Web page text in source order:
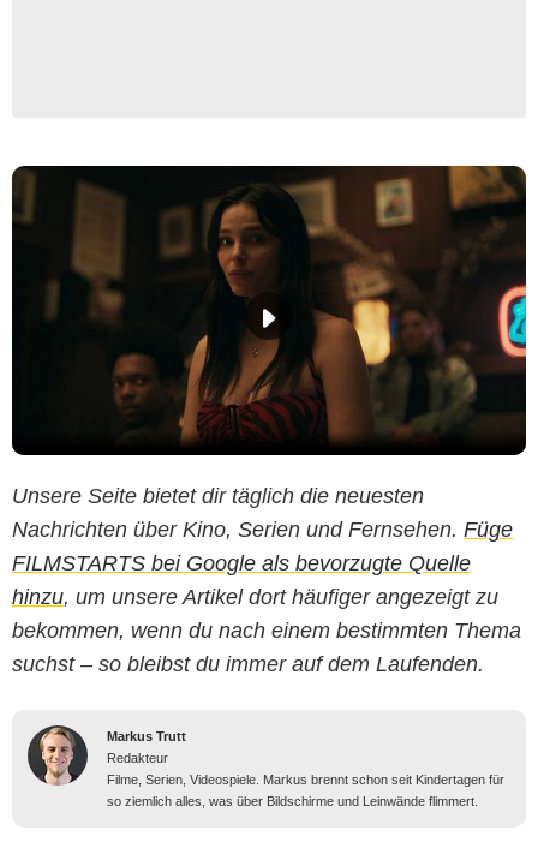
Unsere Seite bietet dir täglich die neuesten
Nachrichten über Kino, Serien und Fernsehen. Füge
FILMSTARTS bei Google als bevorzugte Quelle
hinzu, um unsere Artikel dort häufiger angezeigt zu
bekommen, wenn du nach einem bestimmten Thema
suchst – so bleibst du immer auf dem Laufenden.
Markus Trutt
Redakteur
Filme, Serien, Videospiele. Markus brennt schon seit Kindertagen für
so ziemlich alles, was über Bildschirme und Leinwände flimmert.